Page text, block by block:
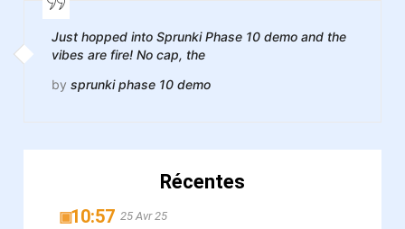
Just hopped into Sprunki Phase 10 demo and the
vibes are fire! No cap, the
by sprunki phase 10 demo
Récentes
▣10:57 25 Avr 25